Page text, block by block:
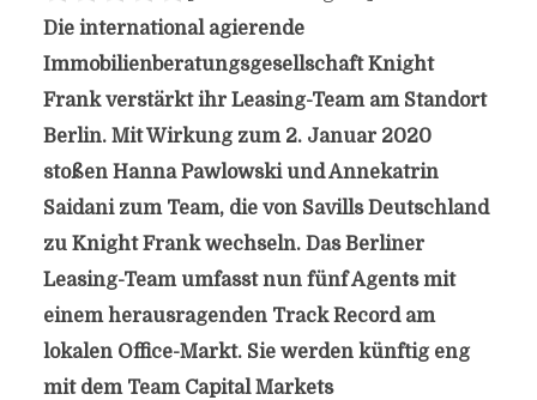
Die international agierende
Immobilienberatungsgesellschaft Knight
Frank verstärkt ihr Leasing-Team am Standort
Berlin. Mit Wirkung zum 2. Januar 2020
stoßen Hanna Pawlowski und Annekatrin
Saidani zum Team, die von Savills Deutschland
zu Knight Frank wechseln. Das Berliner
Leasing-Team umfasst nun fünf Agents mit
einem herausragenden Track Record am
lokalen Office-Markt. Sie werden künftig eng
mit dem Team Capital Markets